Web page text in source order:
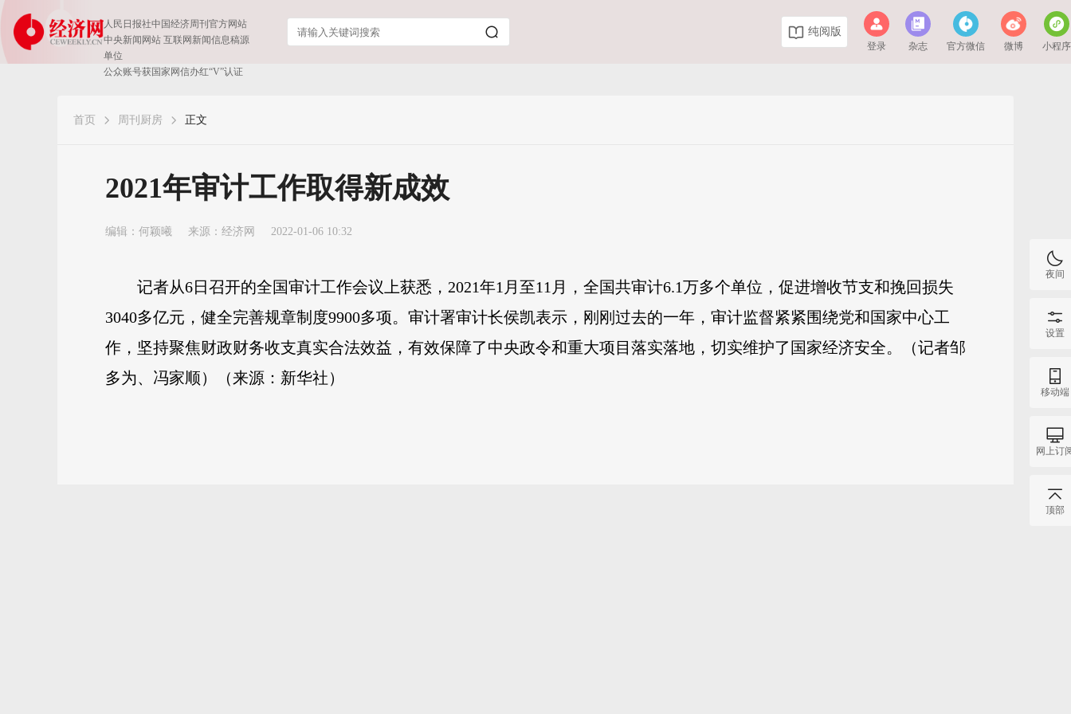
人民日报社中国经济周刊官方网站
中央新闻网站 互联网新闻信息稿源
单位
公众账号获国家网信办红“V”认证
纯阅版
登录 杂志 官方微信 微博 小程序
首页 周刊厨房 正文
2021年审计工作取得新成效
编辑：何颖曦 来源： 经济网 2022-01-06 10:32
记者从6日召开的全国审计工作会议上获悉，2021年1月至11月，全国共审计6.1万多个单位，促进增收节支和挽回损失
3040多亿元，健全完善规章制度9900多项。审计署审计长侯凯表示，刚刚过去的一年，审计监督紧紧围绕党和国家中心工
作，坚持聚焦财政财务收支真实合法效益，有效保障了中央政令和重大项目落实落地，切实维护了国家经济安全。（记者邹
多为、冯家顺）
（来源：新华社）
夜间
设置
移动端
网上订
顶部